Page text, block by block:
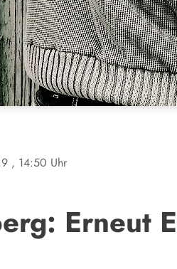
, 14:50 Uhr
Erneut